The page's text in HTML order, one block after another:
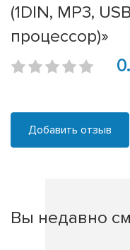
(1DIN, MP3,
процессор)»
Добавить отзыв
Вы недавно